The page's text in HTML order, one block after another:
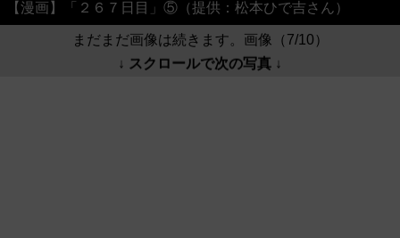
【漫画】「２６７日目」⑤（提供：松本ひで吉さん）
まだまだ画像は続きます。画像（7/10）
↓ スクロールで次の写真 ↓